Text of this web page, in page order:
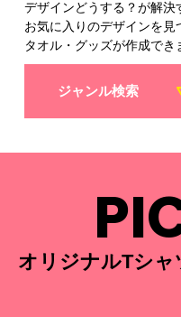
デザインどうする？が解決
お気に入りのデザインを見
タオル・グッズが作成でき
ジャンル検索
オリジナルTシ